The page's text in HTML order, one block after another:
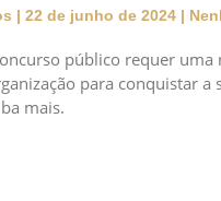
22 de junho de 2024
público requer uma
para conquistar a
mais.